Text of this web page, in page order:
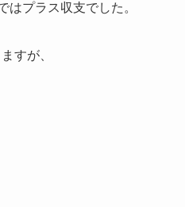
はプラス収支でした。
すが、